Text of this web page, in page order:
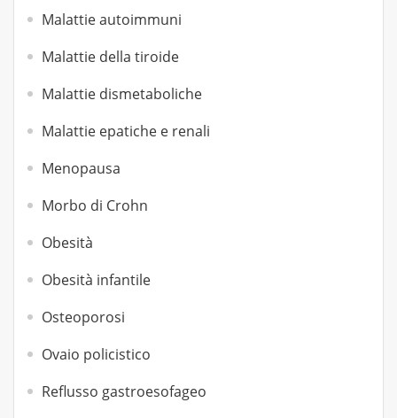
Malattie autoimmuni
Malattie della tiroide
Malattie dismetaboliche
Malattie epatiche e renali
Menopausa
Morbo di Crohn
Obesità
Obesità infantile
Osteoporosi
Ovaio policistico
Reflusso gastroesofageo